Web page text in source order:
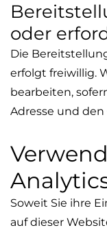
oder
Die
erfolgt freiwillig.
bearbeiten,
Adresse und
Soweit Sie ihre
auf dieser